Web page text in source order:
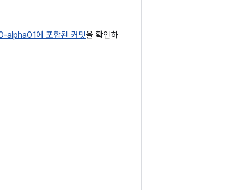
alpha01에 포함된 커밋을 확인하